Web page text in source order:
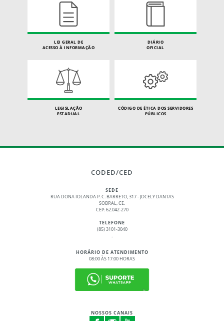
LEI GERAL DE
ACESSO À INFORMAÇÃO
DIÁRIO
OFICIAL
LEGISLAÇÃO
ESTADUAL
CÓDIGO DE ÉTICA DOS SERVIDORES
PÚBLICOS
CODED/CED
SEDE
RUA DONA IOLANDA P. C. BARRETO, 317 - JOCELY DANTAS
SOBRAL, CE.
CEP: 62.042-270
TELEFONE
(85) 3101-3040
.
HORÁRIO DE ATENDIMENTO
08:00 ÀS 17:00 HORAS
NOSSOS CANAIS